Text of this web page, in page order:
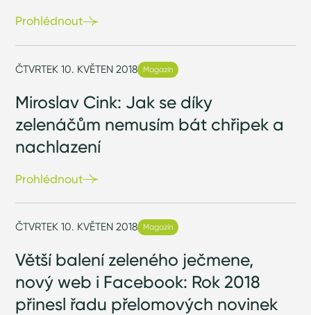
Prohlédnout
ČTVRTEK 10. KVĚTEN 2018 Magazín
Miroslav Cink: Jak se díky
zelenáčům nemusím bát chřipek a
nachlazení
Prohlédnout
ČTVRTEK 10. KVĚTEN 2018 Magazín
Větší balení zeleného ječmene,
nový web i Facebook: Rok 2018
přinesl řadu přelomových novinek